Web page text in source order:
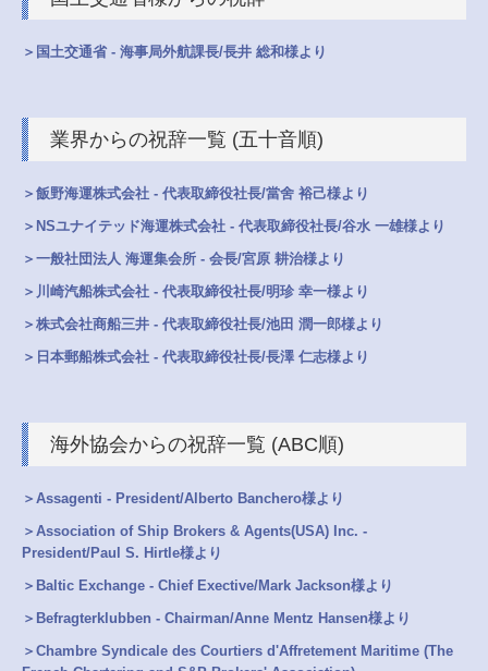
＞国土交通省 - 海事局外航課長/長井 総和様より
業界からの祝辞一覧 (五十音順)
＞飯野海運株式会社 - 代表取締役社長/當舍 裕己様より
＞NSユナイテッド海運株式会社 - 代表取締役社長/谷水 一雄様より
＞一般社団法人 海運集会所 - 会長/宮原 耕治様より
＞川崎汽船株式会社 - 代表取締役社長/明珍 幸一様より
＞株式会社商船三井 - 代表取締役社長/池田 潤一郎様より
＞日本郵船株式会社 - 代表取締役社長/長澤 仁志様より
海外協会からの祝辞一覧 (ABC順)
＞Assagenti - President/Alberto Banchero様より
＞Association of Ship Brokers & Agents(USA) Inc. -
President/Paul S. Hirtle様より
＞Baltic Exchange - Chief Exective/Mark Jackson様より
＞Befragterklubben - Chairman/Anne Mentz Hansen様より
＞Chambre Syndicale des Courtiers d'Affretement Maritime (The